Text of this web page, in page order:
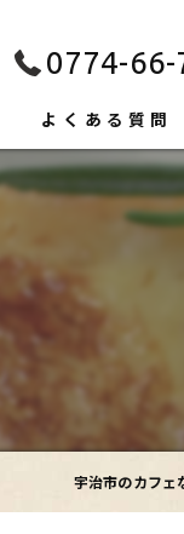
0774-66-
よくある質問
宇治市のカフ